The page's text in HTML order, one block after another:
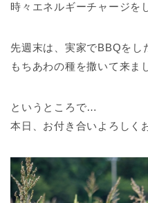
時々エネルギーチャージを
先週末は、実家でBBQをし
もちあわの種を撒いて来ま
というところで…
本日、お付き合いよろしく